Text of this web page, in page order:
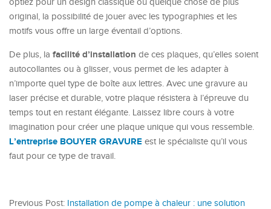
optiez pour un design classique ou quelque chose de plus
original, la possibilité de jouer avec les typographies et les
motifs vous offre un large éventail d’options.
De plus, la facilité d’installation de ces plaques, qu’elles soient
autocollantes ou à glisser, vous permet de les adapter à
n’importe quel type de boîte aux lettres. Avec une gravure au
laser précise et durable, votre plaque résistera à l’épreuve du
temps tout en restant élégante. Laissez libre cours à votre
imagination pour créer une plaque unique qui vous ressemble.
L’entreprise BOUYER GRAVURE est le spécialiste qu’il vous
faut pour ce type de travail.
Previous Post: Installation de pompe à chaleur : une solution